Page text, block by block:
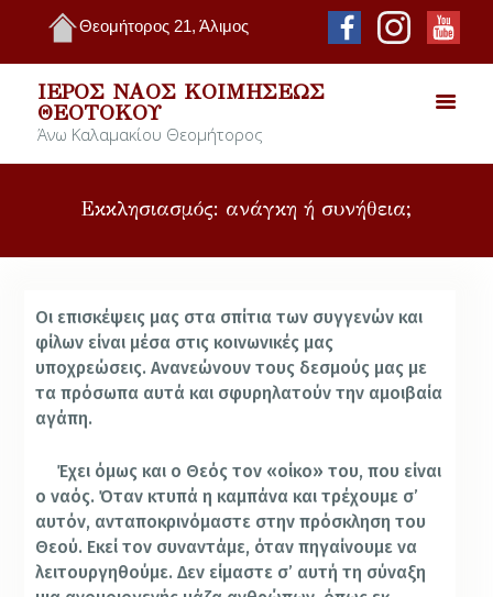
Θεομήτορος 21, Άλιμος
ΙΕΡΌΣ ΝΑΌΣ ΚΟΙΜΉΣΕΩΣ
ΘΕΟΤΌΚΟΥ
Άνω Καλαμακίου Θεομήτορος
Εκκλησιασμός: ανάγκη ή συνήθεια;
Οι επισκέψεις μας στα σπίτια των συγγενών και
φίλων είναι μέσα στις κοινωνικές μας
υποχρεώσεις. Ανανεώνουν τους δεσμούς μας με
τα πρόσωπα αυτά και σφυρηλατούν την αμοιβαία
αγάπη.
Έχει όμως και ο Θεός τον «οίκο» του, που είναι
ο ναός. Όταν κτυπά η καμπάνα και τρέχουμε σ’
αυτόν, ανταποκρινόμαστε στην πρόσκληση του
Θεού. Εκεί τον συναντάμε, όταν πηγαίνουμε να
λειτουργηθούμε. Δεν είμαστε σ’ αυτή τη σύναξη